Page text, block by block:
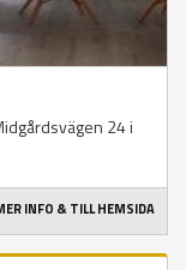
24 i
INFO & TILL HEMSIDA